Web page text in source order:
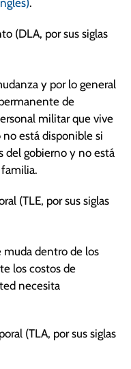
.
(DLA, por sus siglas
y por lo general
de
militar que vive
está disponible si
del gobierno y no está
(TLE, por sus siglas
muda dentro de los
los costos de
necesita
(TLA, por sus siglas